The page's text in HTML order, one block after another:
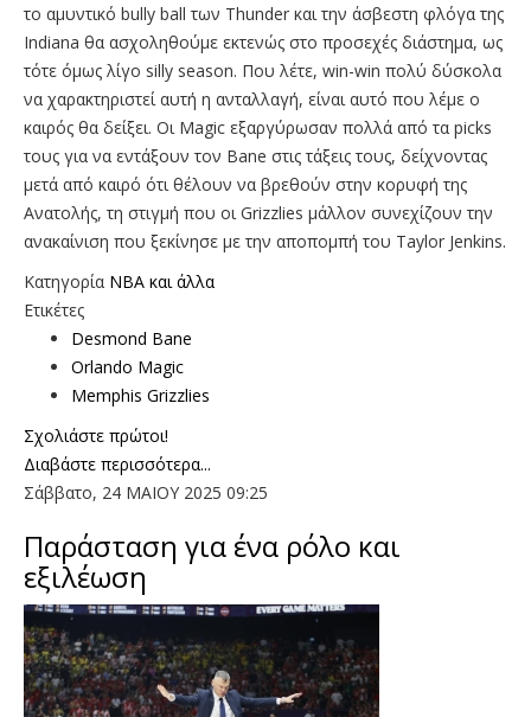
το αμυντικό bully ball των Thunder και την άσβεστη φλόγα της
Indiana θα ασχοληθούμε εκτενώς στο προσεχές διάστημα, ως
τότε όμως λίγο silly season. Που λέτε, win-win πολύ δύσκολα
να χαρακτηριστεί αυτή η ανταλλαγή, είναι αυτό που λέμε ο
καιρός θα δείξει. Οι Magic εξαργύρωσαν πολλά από τα picks
τους για να εντάξουν τον Bane στις τάξεις τους, δείχνοντας
μετά από καιρό ότι θέλουν να βρεθούν στην κορυφή της
Ανατολής, τη στιγμή που οι Grizzlies μάλλον συνεχίζουν την
ανακαίνιση που ξεκίνησε με την αποπομπή του Taylor Jenkins.
Κατηγορία NBA και άλλα
Ετικέτες
Desmond Bane
Orlando Magic
Memphis Grizzlies
Σχολιάστε πρώτοι!
Διαβάστε περισσότερα...
Σάββατο, 24 ΜΑΙΟΥ 2025 09:25
Παράσταση για ένα ρόλο και
εξιλέωση